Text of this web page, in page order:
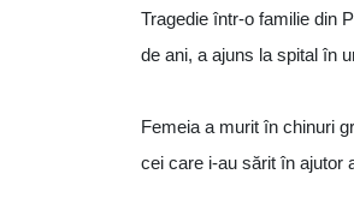
Tragedie într-o familie din
de ani, a ajuns la spital în
Femeia a murit în chinuri
cei care i-au sărit în ajutor